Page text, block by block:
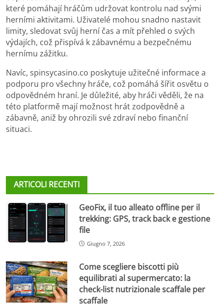
které pomáhají hráčům udržovat kontrolu nad svými
herními aktivitami. Uživatelé mohou snadno nastavit
limity, sledovat svůj herní čas a mít přehled o svých
výdajích, což přispívá k zábavnému a bezpečnému
hernímu zážitku.
Navíc, spinsycasino.co poskytuje užitečné informace a
podporu pro všechny hráče, což pomáhá šířit osvětu o
odpovědném hraní. Je důležité, aby hráči věděli, že na
této platformě mají možnost hrát zodpovědně a
zábavně, aniž by ohrozili své zdraví nebo finanční
situaci.
ARTICOLI RECENTI
GeoFix, il tuo alleato offline per il
trekking: GPS, track back e gestione
file
Giugno 7, 2026
Come scegliere biscotti più
equilibrati al supermercato: la
check-list nutrizionale scaffale per
scaffale